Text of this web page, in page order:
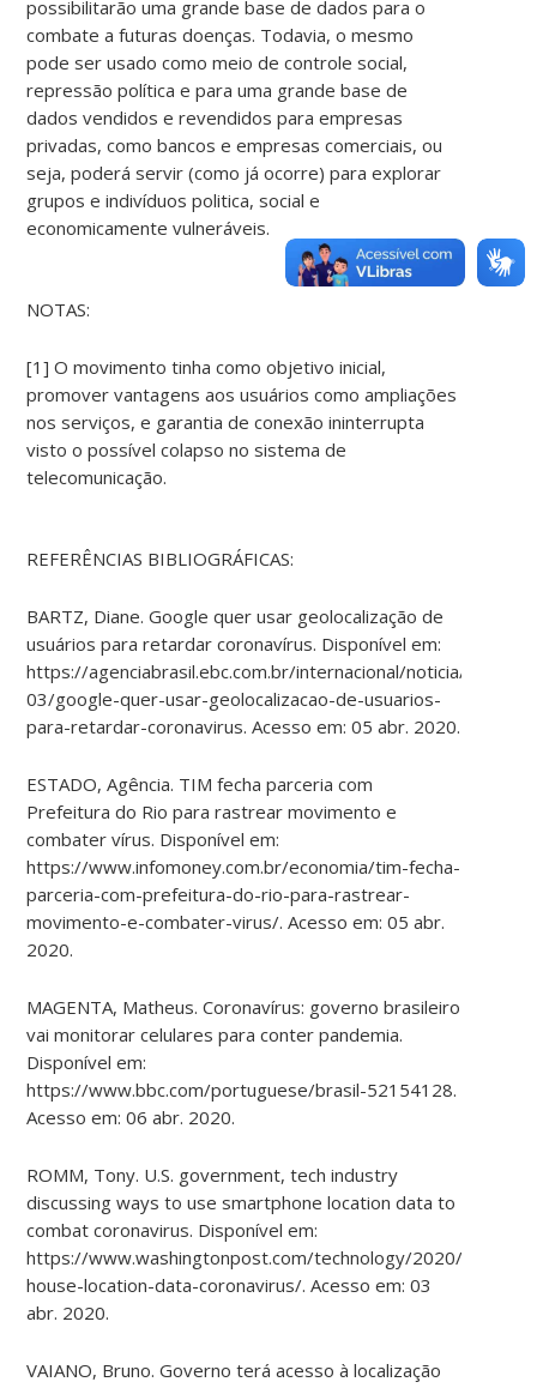
possibilitarão uma grande base de dados para o
combate a futuras doenças. Todavia, o mesmo
pode ser usado como meio de controle social,
repressão política e para uma grande base de
dados vendidos e revendidos para empresas
privadas, como bancos e empresas comerciais, ou
seja, poderá servir (como já ocorre) para explorar
grupos e indivíduos politica, social e
economicamente vulneráveis.
NOTAS:
[1] O movimento tinha como objetivo inicial,
promover vantagens aos usuários como ampliações
nos serviços, e garantia de conexão ininterrupta
visto o possível colapso no sistema de
telecomunicação.
REFERÊNCIAS BIBLIOGRÁFICAS:
BARTZ, Diane. Google quer usar geolocalização de
usuários para retardar coronavírus. Disponível em:
https://agenciabrasil.ebc.com.br/internacional/noticia/2020-
03/google-quer-usar-geolocalizacao-de-usuarios-
para-retardar-coronavirus. Acesso em: 05 abr. 2020.
ESTADO, Agência. TIM fecha parceria com
Prefeitura do Rio para rastrear movimento e
combater vírus. Disponível em:
https://www.infomoney.com.br/economia/tim-fecha-
parceria-com-prefeitura-do-rio-para-rastrear-
movimento-e-combater-virus/. Acesso em: 05 abr.
2020.
MAGENTA, Matheus. Coronavírus: governo brasileiro
vai monitorar celulares para conter pandemia.
Disponível em:
https://www.bbc.com/portuguese/brasil-52154128.
Acesso em: 06 abr. 2020.
ROMM, Tony. U.S. government, tech industry
discussing ways to use smartphone location data to
combat coronavirus. Disponível em:
https://www.washingtonpost.com/technology/2020/03/17/
house-location-data-coronavirus/. Acesso em: 03
abr. 2020.
VAIANO, Bruno. Governo terá acesso à localização